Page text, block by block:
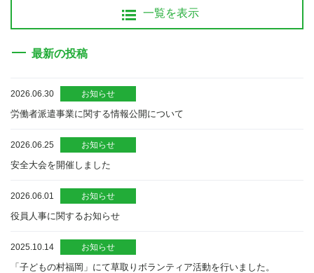
一覧を表示
最新の投稿
2026.06.30 お知らせ
労働者派遣事業に関する情報公開について
2026.06.25 お知らせ
安全大会を開催しました
2026.06.01 お知らせ
役員人事に関するお知らせ
2025.10.14 お知らせ
「子どもの村福岡」にて草取りボランティア活動を行いました。